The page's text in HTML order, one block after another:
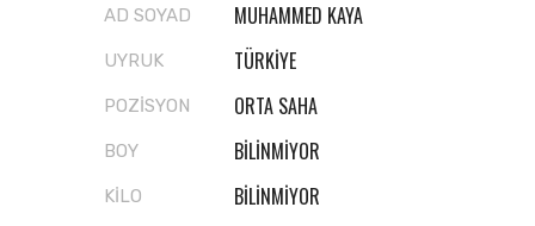
AD SOYAD MUHAMMED KAYA
UYRUK TÜRKIYE
POZISYON ORTA SAHA
BOY BİLİNMİYOR
KİLO BİLİNMİYOR